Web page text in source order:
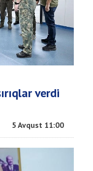
verdi
5 Avqust 11:00